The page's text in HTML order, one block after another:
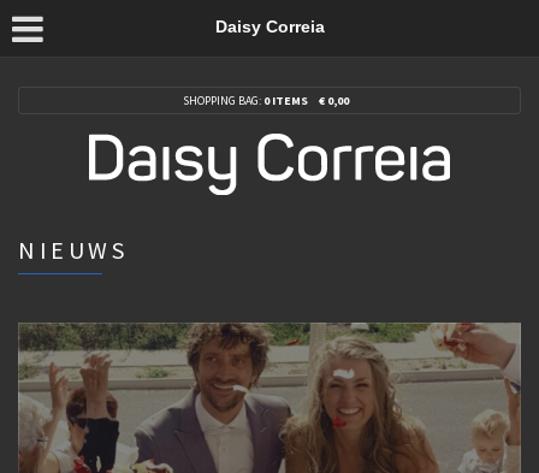
Daisy Correia
SHOPPING BAG: 0 ITEMS €0,00
NIEUWS